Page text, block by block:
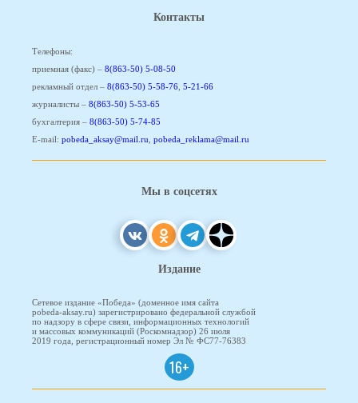
Контакты
Телефоны:
приемная (факс) – 8(863-50) 5-08-50
рекламный отдел – 8(863-50) 5-58-76 5-21-66
журналисты – 8(863-50) 5-53-65
бухгалтерия – 8(863-50) 5-74-85
E-mail: pobeda_aksay@mail.ru pobeda_reklama@mail.ru
Мы в соцсетях
Издание
Сетевое издание «Победа» (доменное имя сайта
pobeda-aksay.ru) зарегистрировано федеральной службой
по надзору в сфере связи, информационных технологий
и массовых коммуникаций (Роскомнадзор) 26 июля
2019 года, регистрационный номер Эл № ФС77-76383
16+